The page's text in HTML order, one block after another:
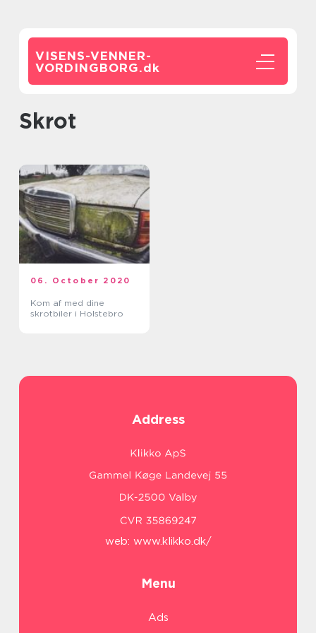
VISENS-VENNER-
VORDINGBORG.dk
skrot
06. October 2020
Kom af med dine
skrotbiler i Holstebro
Address
web: www.klikko.dk/
Menu
Ads